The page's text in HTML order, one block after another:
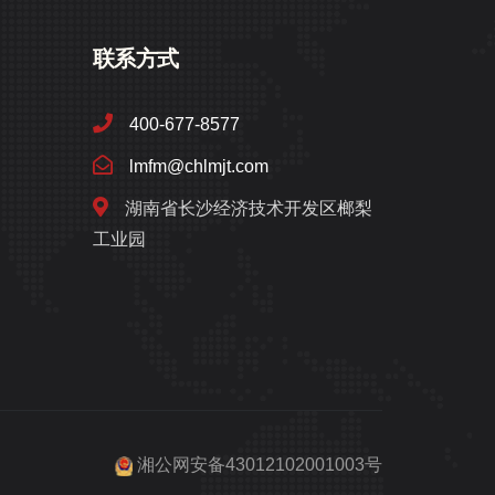
联系方式
400-677-8577
lmfm@chlmjt.com
湖南省长沙经济技术开发区榔梨
工业园
湘公网安备43012102001003号